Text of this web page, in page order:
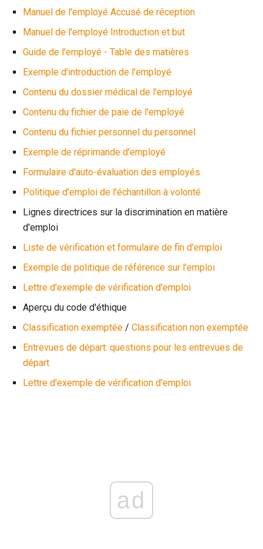
Manuel de l'employé Accusé de réception
Manuel de l'employé Introduction et but
Guide de l'employé - Table des matières
Exemple d'introduction de l'employé
Contenu du dossier médical de l'employé
Contenu du fichier de paie de l'employé
Contenu du fichier personnel du personnel
Exemple de réprimande d'employé
Formulaire d'auto-évaluation des employés
Politique d'emploi de l'échantillon à volonté
Lignes directrices sur la discrimination en matière
d'emploi
Liste de vérification et formulaire de fin d'emploi
Exemple de politique de référence sur l'emploi
Lettre d'exemple de vérification d'emploi
Aperçu du code d'éthique
Classification exemptée / Classification non exemptée
Entrevues de départ: questions pour les entrevues de
départ
Lettre d'exemple de vérification d'emploi
ad